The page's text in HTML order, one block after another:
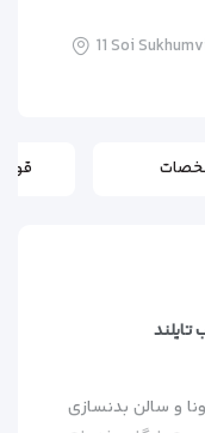
11 Soi
و سالن بدنسازی